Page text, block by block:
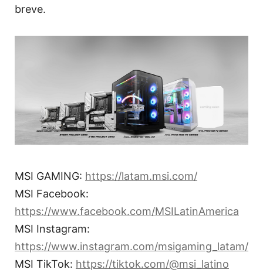
breve.
MSI GAMING: https://latam.msi.com/
MSI Facebook:
https://www.facebook.com/MSILatinAmerica
MSI Instagram:
https://www.instagram.com/msigaming_latam/
MSI TikTok: https://tiktok.com/@msi_latino